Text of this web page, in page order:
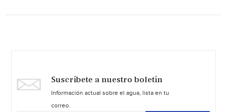
Suscríbete a nuestro boletín
Información actual sobre el agua, lista en tu
correo.